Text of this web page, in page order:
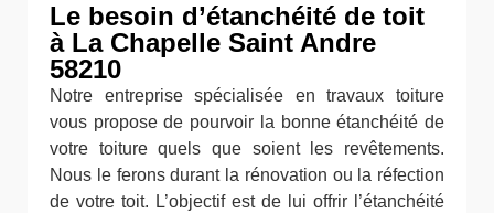
Le besoin d’étanchéité de toit
à La Chapelle Saint Andre
58210
Notre entreprise spécialisée en travaux toiture
vous propose de pourvoir la bonne étanchéité de
votre toiture quels que soient les revêtements.
Nous le ferons durant la rénovation ou la réfection
de votre toit. L’objectif est de lui offrir l’étanchéité